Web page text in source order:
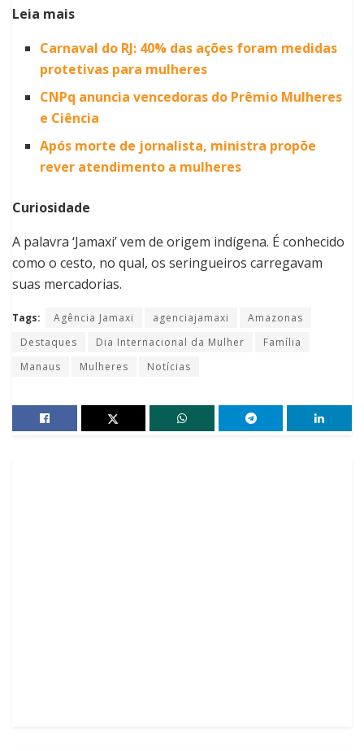
Leia mais
Carnaval do RJ: 40% das ações foram medidas
protetivas para mulheres
CNPq anuncia vencedoras do Prêmio Mulheres
e Ciência
Após morte de jornalista, ministra propõe
rever atendimento a mulheres
Curiosidade
A palavra ‘Jamaxi’ vem de origem indígena. É conhecido
como o cesto, no qual, os seringueiros carregavam
suas mercadorias.
Tags: Agência Jamaxi agenciajamaxi
Amazonas
Destaques
Dia Internacional da Mulher
Família
Manaus
Mulheres Notícias